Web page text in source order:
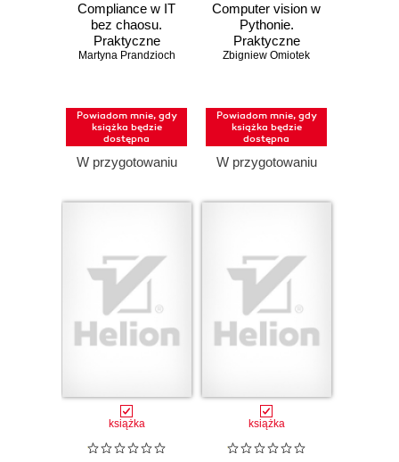
Compliance w IT
bez chaosu.
Praktyczne
podejście do ISO
Martyna Prandzioch
Powiadom mnie, gdy
książka będzie
dostępna
W przygotowaniu
Computer vision w
Pythonie.
Praktyczne
zastosowania
Zbigniew Omiotek
Powiadom mnie, gdy
książka będzie
dostępna
W przygotowaniu
książka książka